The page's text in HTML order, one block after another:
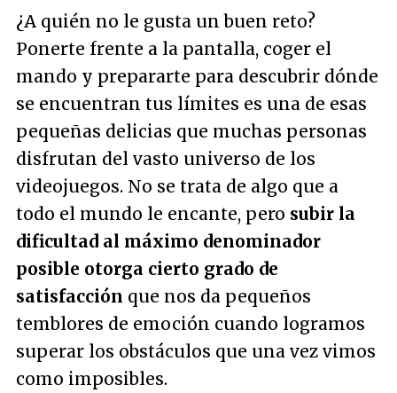
¿A quién no le gusta un buen reto?
Ponerte frente a la pantalla, coger el
mando y prepararte para descubrir dónde
se encuentran tus límites es una de esas
pequeñas delicias que muchas personas
disfrutan del vasto universo de los
videojuegos. No se trata de algo que a
todo el mundo le encante, pero subir la
dificultad al máximo denominador
posible otorga cierto grado de
satisfacción que nos da pequeños
temblores de emoción cuando logramos
superar los obstáculos que una vez vimos
como imposibles.